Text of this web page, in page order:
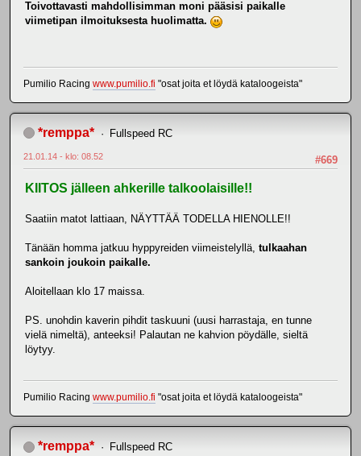
Toivottavasti mahdollisimman moni pääsisi paikalle
viimetipan ilmoituksesta huolimatta.
Pumilio Racing www.pumilio.fi "osat joita et löydä kataloogeista"
*remppa* Fullspeed RC
#669
21.01.14 - klo: 08.52
KIITOS jälleen ahkerille talkoolaisille!!
Saatiin matot lattiaan, NÄYTTÄÄ TODELLA HIENOLLE!!
Tänään homma jatkuu hyppyreiden viimeistelyllä, tulkaahan
sankoin joukoin paikalle.
Aloitellaan klo 17 maissa.
PS. unohdin kaverin pihdit taskuuni (uusi harrastaja, en tunne
vielä nimeltä), anteeksi! Palautan ne kahvion pöydälle, sieltä
löytyy.
Pumilio Racing www.pumilio.fi "osat joita et löydä kataloogeista"
*remppa* Fullspeed RC